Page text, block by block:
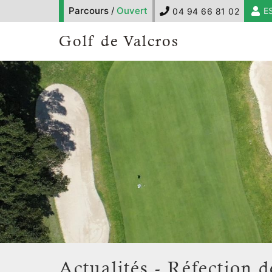
Parcours / Ouvert 04 94 66 81 02
Golf de Valcros